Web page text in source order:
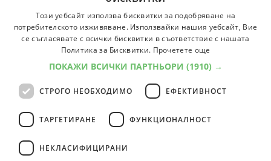
BULGARIAN
ENGLISH
Този уебсайт използва бисквитки за подобряване на
потребителското изживяване. Използвайки нашия уебсайт, Вие
се съгласявате с всички бисквитки в съответствие с нашата
Политика за Бисквитки. Прочетете още
ПОКАЖИ ВСИЧКИ ПАРТНЬОРИ (1910) →
СТРОГО НЕОБХОДИМО ЕФЕКТИВНОСТ
ТАРГЕТИРАНЕ ФУНКЦИОНАЛНОСТ
НЕКЛАСИФИЦИРАНИ